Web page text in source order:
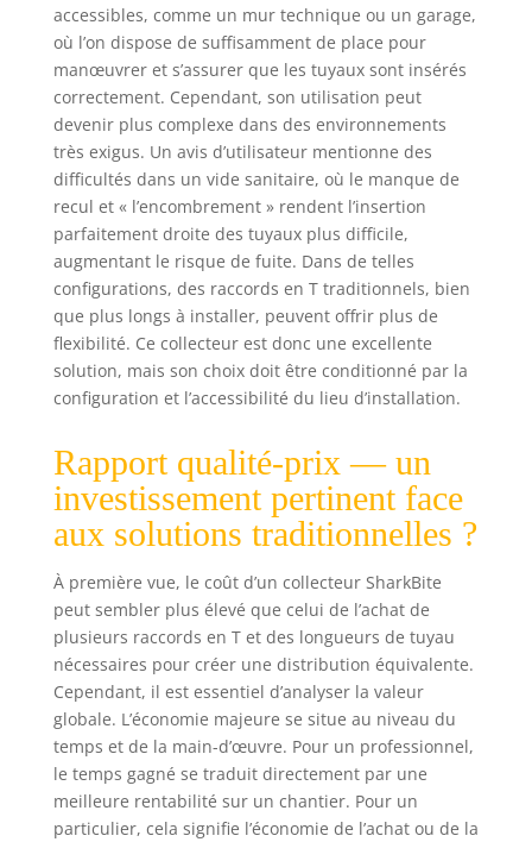
accessibles, comme un mur technique ou un garage,
où l’on dispose de suffisamment de place pour
manœuvrer et s’assurer que les tuyaux sont insérés
correctement. Cependant, son utilisation peut
devenir plus complexe dans des environnements
très exigus. Un avis d’utilisateur mentionne des
difficultés dans un vide sanitaire, où le manque de
recul et « l’encombrement » rendent l’insertion
parfaitement droite des tuyaux plus difficile,
augmentant le risque de fuite. Dans de telles
configurations, des raccords en T traditionnels, bien
que plus longs à installer, peuvent offrir plus de
flexibilité. Ce collecteur est donc une excellente
solution, mais son choix doit être conditionné par la
configuration et l’accessibilité du lieu d’installation.
Rapport qualité-prix — un
investissement pertinent face
aux solutions traditionnelles ?
À première vue, le coût d’un collecteur SharkBite
peut sembler plus élevé que celui de l’achat de
plusieurs raccords en T et des longueurs de tuyau
nécessaires pour créer une distribution équivalente.
Cependant, il est essentiel d’analyser la valeur
globale. L’économie majeure se situe au niveau du
temps et de la main-d’œuvre. Pour un professionnel,
le temps gagné se traduit directement par une
meilleure rentabilité sur un chantier. Pour un
particulier, cela signifie l’économie de l’achat ou de la